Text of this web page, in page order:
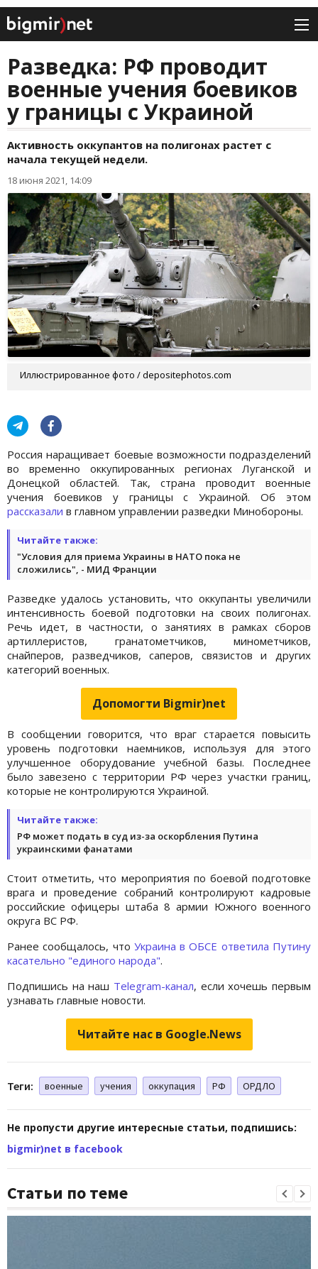
Разведка: РФ проводит
военные учения боевиков
у границы с Украиной
Активность оккупантов на полигонах растет с
начала текущей недели.
18 июня 2021, 14:09
Иллюстрированное фото / depositephotos.com
Россия наращивает боевые возможности подразделений
во временно оккупированных регионах Луганской и
Донецкой областей. Так, страна проводит военные
учения боевиков у границы с Украиной. Об этом
рассказали в главном управлении разведки Минобороны.
Читайте также:
"Условия для приема Украины в НАТО пока не
сложились", - МИД Франции
Разведке удалось установить, что оккупанты увеличили
интенсивность боевой подготовки на своих полигонах.
Речь идет, в частности, о занятиях в рамках сборов
артиллеристов, гранатометчиков, минометчиков,
снайперов, разведчиков, саперов, связистов и других
категорий военных.
Допомогти Bigmir)net
В сообщении говорится, что враг старается повысить
уровень подготовки наемников, используя для этого
улучшенное оборудование учебной базы. Последнее
было завезено с территории РФ через участки границ,
которые не контролируются Украиной.
Читайте также:
РФ может подать в суд из-за оскорбления Путина
украинскими фанатами
Стоит отметить, что мероприятия по боевой подготовке
врага и проведение собраний контролируют кадровые
российские офицеры штаба 8 армии Южного военного
округа ВС РФ.
Ранее сообщалось, что Украина в ОБСЕ ответила Путину
касательно "единого народа".
Подпишись на наш Telegram-канал, если хочешь первым
узнавать главные новости.
Читайте нас в Google.News
Теги: военные учения оккупация РФ ОРДЛО
Не пропусти другие интересные статьи, подпишись:
bigmir)net в facebook
Статьи по теме